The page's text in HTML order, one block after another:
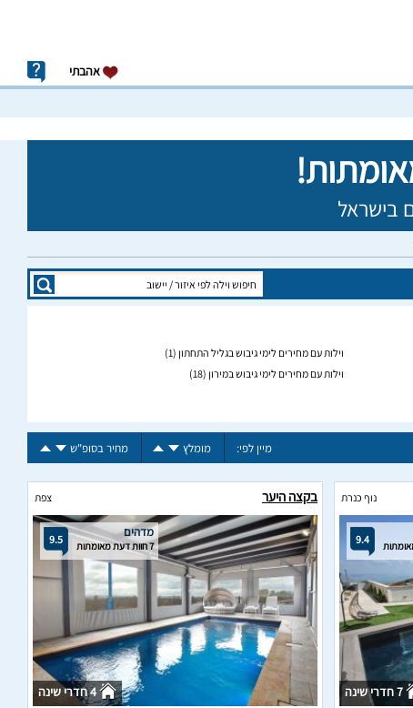
אהבתי
וילות עם מחירים לימי גיבוש בגליל התחתון (1)
וילות עם מחירים לימי גיבוש במירון (18)
מיין לפי: מומלץ מחיר בסופ"ש
נוף כנרת
9.4
7 חדרי שינה
בקצה היער צפת
9.5 מדהים
7 חוות דעת מאומתות
4 חדרי שינה